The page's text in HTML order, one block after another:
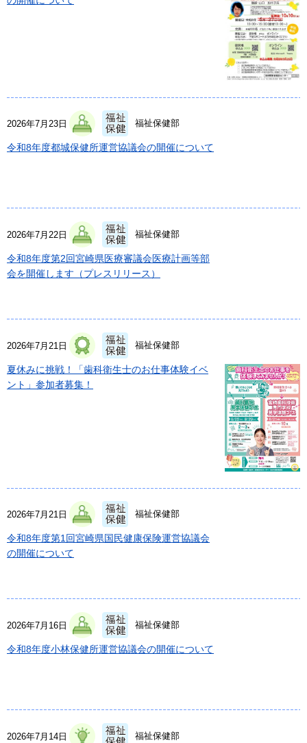
2026年7月23日 福祉保健部
令和8年度都城保健所運営協議会の開催について
2026年7月22日 福祉保健部
令和8年度第2回宮崎県医療審議会医療計画等部
会を開催します（プレスリリース）
2026年7月21日 福祉保健部
夏休みに挑戦！「歯科衛生士のお仕事体験イベ
ント」参加者募集！
2026年7月21日 福祉保健部
令和8年度第1回宮崎県国民健康保険運営協議会
の開催について
2026年7月16日 福祉保健部
令和8年度小林保健所運営協議会の開催について
2026年7月14日 福祉保健部